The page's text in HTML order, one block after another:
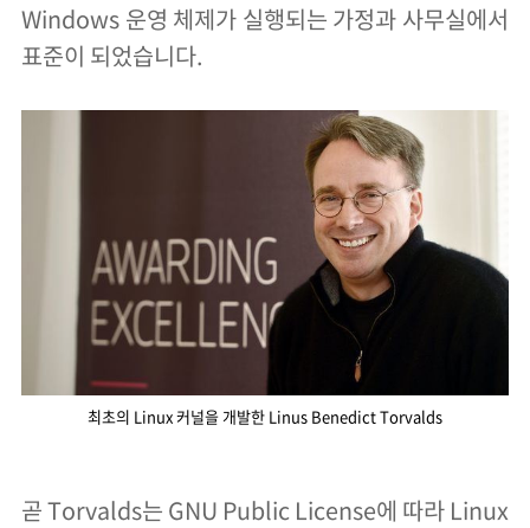
Windows 운영 체제가 실행되는 가정과 사무실에서
표준이 되었습니다.
최초의 Linux 커널을 개발한 Linus Benedict Torvalds
곧 Torvalds는 GNU Public License에 따라 Linux